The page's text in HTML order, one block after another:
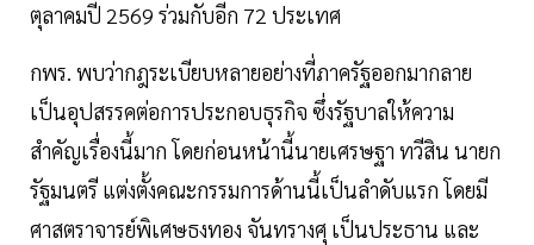
ตุลาคมปี 2569 ร่วมกับอีก 72 ประเทศ
กพร. พบว่ากฎระเบียบหลายอย่างที่ภาครัฐออกมากลาย
เป็นอุปสรรคต่อการประกอบธุรกิจ ซึ่งรัฐบาลให้ความ
สำคัญเรื่องนี้มาก โดยก่อนหน้านี้นายเศรษฐา ทวีสิน นายก
รัฐมนตรี แต่งตั้งคณะกรรมการด้านนี้เป็นลำดับแรก โดยมี
ศาสตราจารย์พิเศษธงทอง จันทรางศุ เป็นประธาน และ